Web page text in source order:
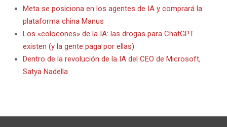
Meta se posiciona en los agentes de IA y comprará la
plataforma china Manus
Los «colocones» de la IA: las drogas para ChatGPT
existen (y la gente paga por ellas)
Dentro de la revolución de la IA del CEO de Microsoft,
Satya Nadella